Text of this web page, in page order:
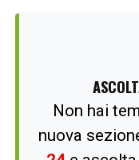
Non hai
nuova